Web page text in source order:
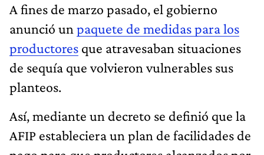
A fines de marzo pasado, el gobierno
anunció un paquete de medidas para los
productores que atravesaban situaciones
de sequía que volvieron vulnerables sus
planteos.
Así, mediante un decreto se definió que la
AFIP estableciera un plan de facilidades de